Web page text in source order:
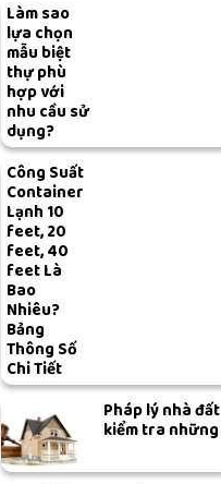
Làm sao
lựa chọn
mẫu biệt
thự phù
hợp với
nhu cầu sử
dụng?
Công Suất
Container
Lạnh 10
feet, 20
feet, 40
feet Là
Bao
Nhiêu?
Bảng
Thông Số
Chi Tiết
Pháp lý nhà
kiểm tra